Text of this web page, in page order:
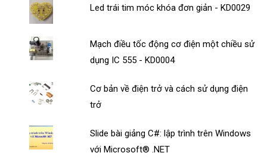
Led trái tim móc khóa đơn giản - KD0029
Mạch điều tốc động cơ điện một chiều sử
dụng IC 555 - KD0004
Cơ bản về điện trở và cách sử dụng điện
trở
Slide bài giảng C#: lập trình trên Windows
với Microsoft® .NET